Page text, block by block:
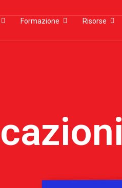
Formazione Risorse